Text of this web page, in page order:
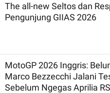
The all-new Seltos dan
Pengunjung GIIAS 2026
MotoGP 2026 Inggris:
Marco Bezzecchi Jalani
Sebelum Ngegas Aprilia